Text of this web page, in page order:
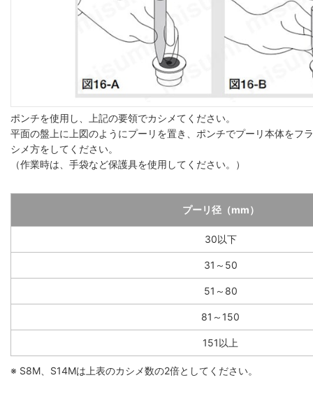
ポンチを使用し、上記の要領でカシメてください。
平面の盤上に上図のようにプーリを置き、ポンチでプーリ本体をフ
シメ方をしてください。
（作業時は、手袋など保護具を使用してください。）
プーリ径（mm）
30以下
31～50
51～80
81～150
151以上
※ S8M、S14Mは上表のカシメ数の2倍としてください。